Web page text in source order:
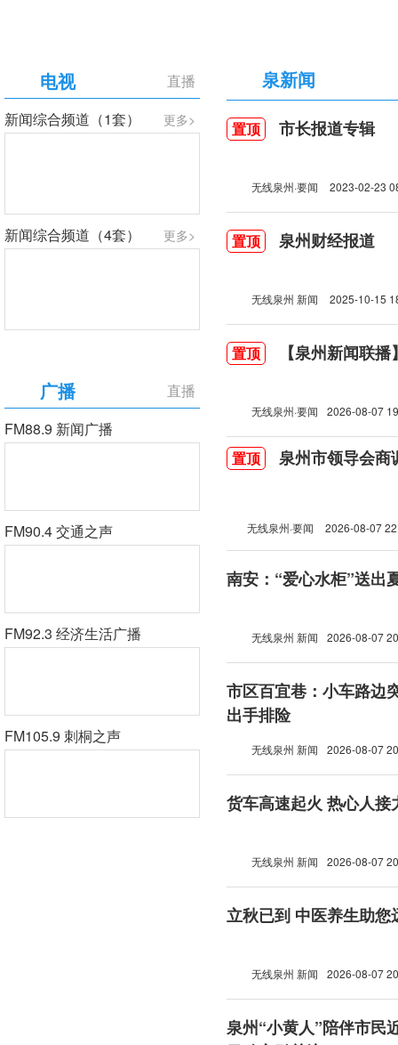
直播
电视
更多>
新闻综合频道（1套）
更多>
新闻综合频道（4套）
直播
广播
FM88.9 新闻广播
FM90.4 交通之声
FM92.3 经济生活广播
FM105.9 刺桐之声
泉新闻
置顶 市长报道专辑
无线泉州·要闻 2023-02-23
置顶 泉州财经报道
无线泉州 新闻 2025-10-15
置顶 【泉州新闻联
无线泉州·要闻 2026-08-07
置顶 泉州市领导会商
无线泉州·要闻 2026-08-07
南安：“爱心水柜”送出
无线泉州 新闻 2026-08-07
市区百宜巷：小车路边
出手排险
无线泉州 新闻 2026-08-07
货车高速起火 热心人接
无线泉州 新闻 2026-08-07
立秋已到 中医养生助您
无线泉州 新闻 2026-08-07
泉州“小黄人”陪伴市民